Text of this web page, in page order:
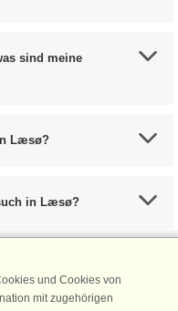
sind meine
Læsø?
in Læsø?
Fans an
und Cookies von
mit zugehörigen